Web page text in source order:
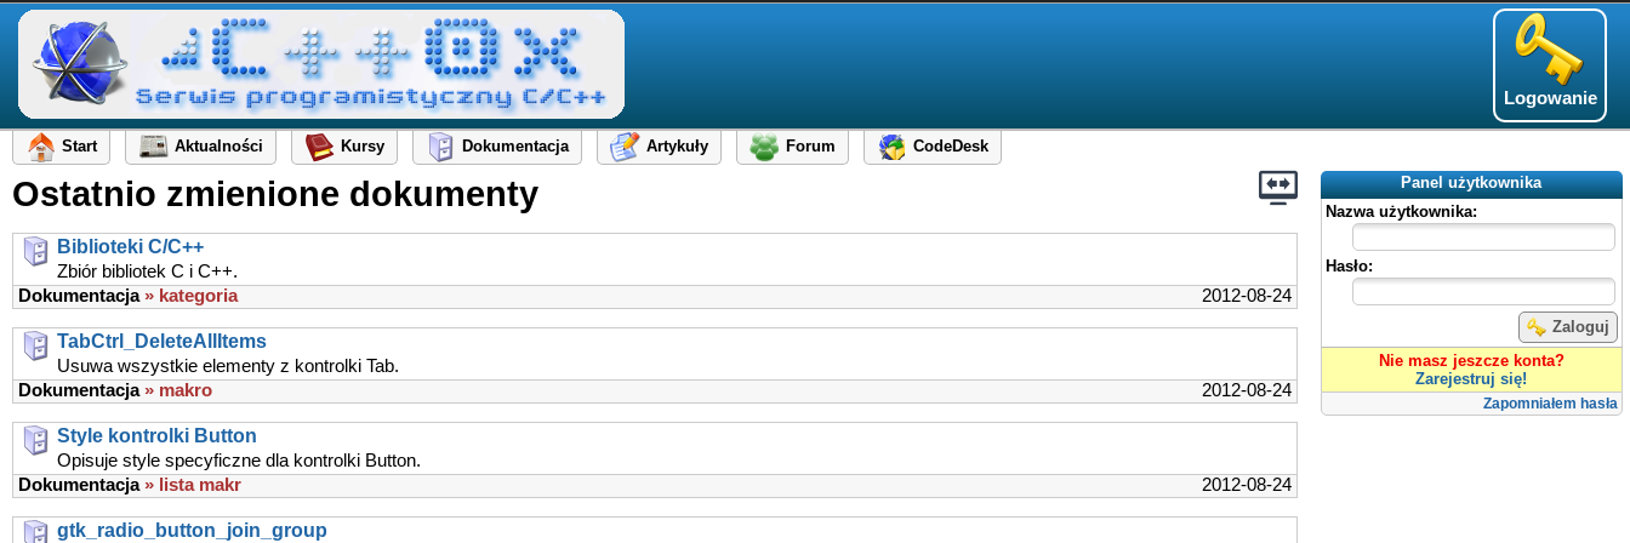
Logowanie
Start Aktualności Kursy Dokumentacja Artykuły Forum
CodeDesk
Panel użytkownika
Nazwa użytkownika:
Hasło:
Zaloguj
Nie masz jeszcze konta?
Zarejestruj się!
Zapomniałem hasła
Ostatnio zmienione dokumenty
Biblioteki C/C++
Zbiór bibliotek C i C++.
2012-08-24
Dokumentacja » kategoria
TabCtrl_DeleteAllItems
Usuwa wszystkie elementy z kontrolki Tab.
2012-08-24
Dokumentacja » makro
Style kontrolki Button
Opisuje style specyficzne dla kontrolki Button.
2012-08-24
Dokumentacja » lista makr
gtk_radio_button_join_group